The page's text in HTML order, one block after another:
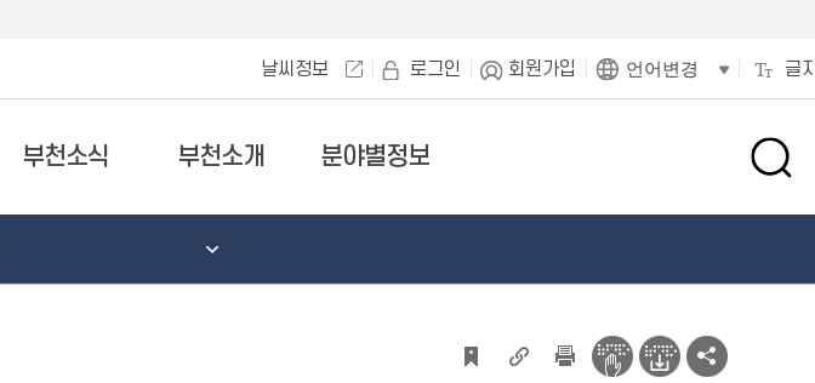
날씨정보 로그인 회원가입 언어변경 글
부천소식 부천소개 분야별정보
검
창